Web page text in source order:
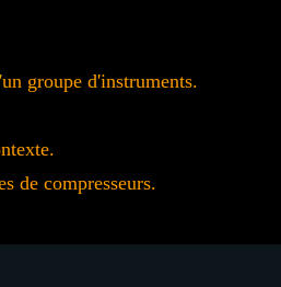
groupe d'instruments.
de compresseurs.